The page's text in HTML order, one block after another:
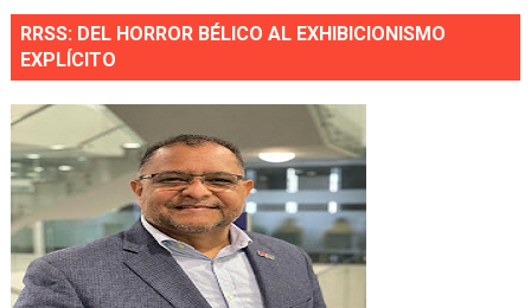
RRSS: DEL HORROR BÉLICO AL EXHIBICIONISMO
EXPLÍCITO